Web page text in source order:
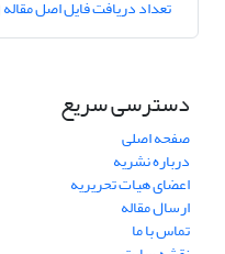
تعداد دریافت فایل اصل مقاله
دسترسی سریع
صفحه اصلی
درباره نشریه
اعضای هیات تحریریه
ارسال مقاله
تماس با ما